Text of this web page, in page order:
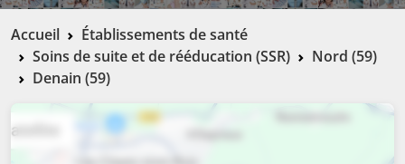
Accueil
Établissements de santé
Soins de suite et de rééducation (SSR)
Nord (59)
Denain (59)